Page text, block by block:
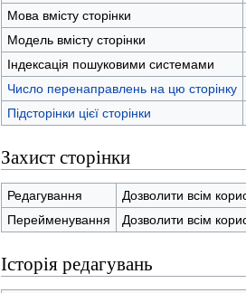
Мова вмісту сторінки
Модель вмісту сторінки
Індексація пошуковими системами
Число перенаправлень на цю сторінку
Підсторінки цієї сторінки
Захист сторінки
Редагування
Дозволити всім
Перейменування
Дозволити всім
Історія редагувань